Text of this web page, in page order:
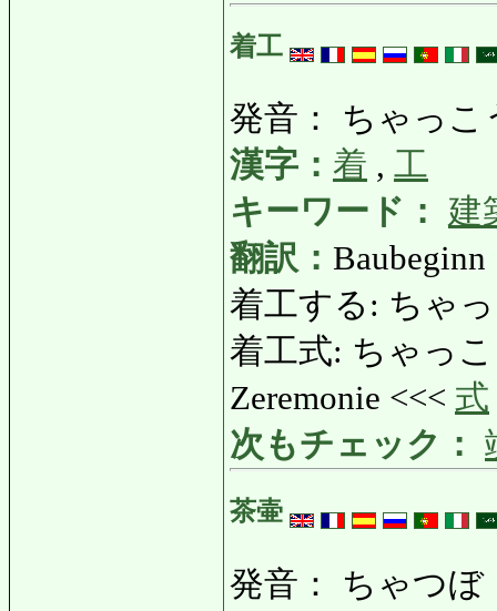
着工
発音： ちゃっこ
漢字： 着 , 工
キーワード：
建
翻訳： Baubeginn
着工する: ちゃっ
着工式: ちゃっこ
Zeremonie <<< 式
次もチェック：
茶壷
発音： ちゃつぼ